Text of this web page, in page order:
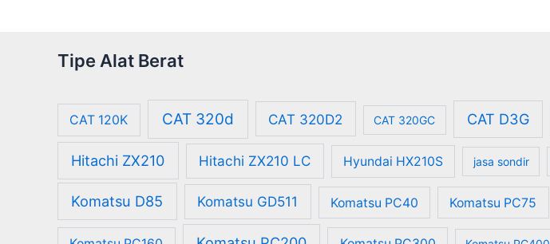
Tipe Alat Berat
CAT 120K CAT 320d CAT 320D2 CAT 320GC CAT D3G
Hitachi ZX210 Hitachi ZX210 LC Hyundai HX210S jasa sondir
Komatsu D85 Komatsu GD511 Komatsu PC40 Komatsu PC75